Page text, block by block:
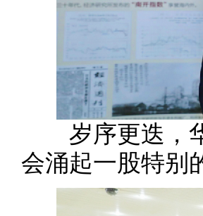
岁序更迭，华
会涌起一股特别